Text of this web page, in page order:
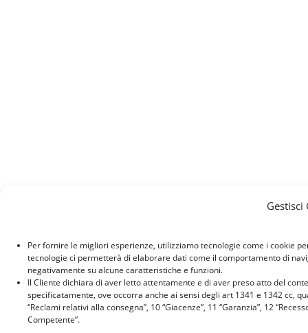
Gestisci
Per fornire le migliori esperienze, utilizziamo tecnologie come i cookie
tecnologie ci permetterà di elaborare dati come il comportamento di
negativamente su alcune caratteristiche e funzioni.
Il Cliente dichiara di aver letto attentamente e di aver preso atto del
specificatamente, ove occorra anche ai sensi degli art 1341 e 1342 cc,
“Reclami relativi alla consegna”, 10 “Giacenze”, 11 “Garanzia”, 12
Competente”.